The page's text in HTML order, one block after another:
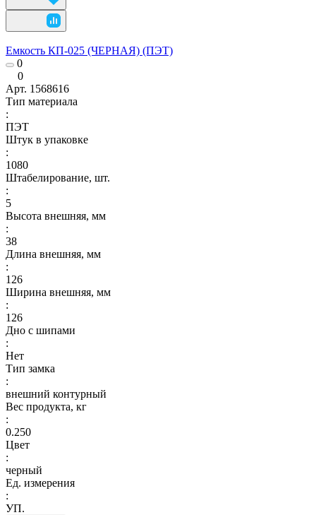
Емкость КП-025 (ЧЕРНАЯ) (ПЭТ)
0
0
Арт. 1568616
Тип материала
:
ПЭТ
Штук в упаковке
:
1080
Штабелирование, шт.
:
5
Высота внешняя, мм
:
38
Длина внешняя, мм
:
126
Ширина внешняя, мм
:
126
Дно с шипами
:
Нет
Тип замка
:
внешний контурный
Вес продукта, кг
:
0.250
Цвет
:
черный
Ед. измерения
:
УП.